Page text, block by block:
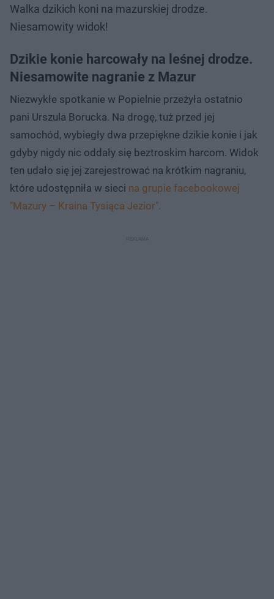
Walka dzikich koni na mazurskiej drodze.
Niesamowity widok!
Dzikie konie harcowały na leśnej drodze.
Niesamowite nagranie z Mazur
Niezwykłe spotkanie w Popielnie przeżyła ostatnio
pani Urszula Borucka. Na drogę, tuż przed jej
samochód, wybiegły dwa przepiękne dzikie konie i jak
gdyby nigdy nic oddały się beztroskim harcom. Widok
ten udało się jej zarejestrować na krótkim nagraniu,
które udostępniła w sieci na grupie facebookowej
"Mazury – Kraina Tysiąca Jezior".